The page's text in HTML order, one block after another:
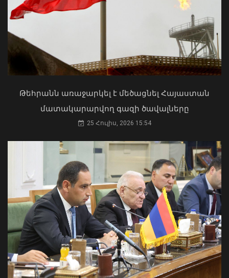
Վթար Լոռու մարզում․ փրկարարները
վարորդին դուրս են բերել
արգելափակումից
Փոփոխություններ են կատարվել
Մկրտության արարողությունից հետո
Արտաշատում 14 մարդ թունավորման
ախտանիշներով դիմել է ԲԿ. ՀՎԿԱԿ
02 Օգոստոս, 2026 15:06
Քաղաքացիները, Սևանի
ջրափրկարարներն ու Ճամբարակի
շտապօգնության բժիշկները Սևանա
լճի լողափերից մեկում փրկել են 27-
ամյա տղայի կյանքը
Թեհրանն առաջարկել է մեծացնել Հայաստան
մատակարարվող գազի ծավալները
25 Հուլիս, 2026 15:54